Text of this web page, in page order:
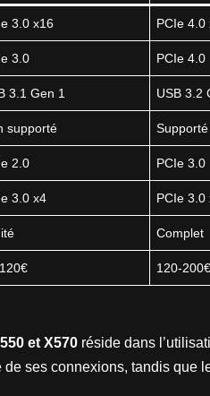
3.0 x16 PCIe 4.0
3.0 PCIe 4.0
3.1 Gen 1 USB 3.2
supporté Supporté
2.0 PCIe 3.0
3.0 x4 PCIe 3.0
Complet
120-200€
et X570 réside dans
de ses connexions, tandis que